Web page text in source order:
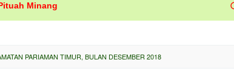
Minang
PARIAMAN TIMUR, BULAN DESEMBER 2018